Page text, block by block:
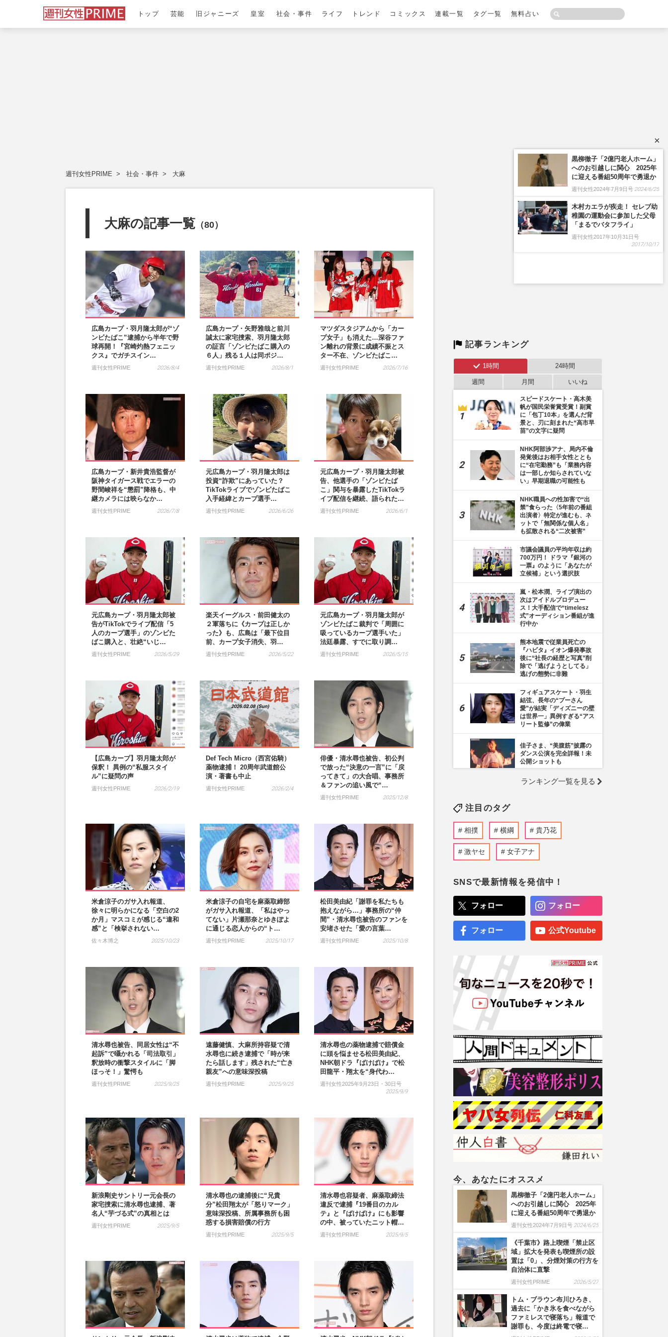
トップ 芸能 旧ジャニーズ 皇室 社会・事件 ライフ トレンド コミックス 連載一覧 タグ一覧 無料占い
週刊女性PRIME 社会・事件 大麻
大麻の記事一覧 （80）
広島カープ・羽月隆太郎が“ゾ
ンビたばこ”逮捕から半年で野
球再開！『宮崎灼熱フェニッ
クス』でガチスイン…
週刊女性PRIME 2026/8/4
広島カープ・矢野雅哉と前川
誠太に家宅捜索、羽月隆太郎
の証言「ゾンビたばこ購入の
６人」残る１人は同ポジ…
週刊女性PRIME 2026/8/1
マツダスタジアムから「カー
プ女子」も消えた…深谷ファ
ン離れの背景に成績不振とス
ター不在、ゾンビたばこ…
週刊女性PRIME 2026/7/16
広島カープ・新井貴浩監督が
阪神タイガース戦でエラーの
野間峻祥を“懲罰”降格も、中
継カメラには映らなか…
週刊女性PRIME 2026/7/8
元広島カープ・羽月隆太郎は
投資“詐欺”にあっていた？
TikTokライブでゾンビたばこ
入手経緯とカープ選手…
週刊女性PRIME 2026/6/26
元広島カープ・羽月隆太郎被
告、他選手の「ゾンビたば
こ」関与を暴露したTikTokラ
イブ配信を継続、語られた…
週刊女性PRIME 2026/6/1
元広島カープ・羽月隆太郎被
告がTikTokでライブ配信「5
人のカープ選手」のゾンビた
ばこ購入と、壮絶“いじ…
週刊女性PRIME 2026/5/29
楽天イーグルス・前田健太の
２軍落ちに《カープは正しか
った》も、広島は「最下位目
前、カープ女子消失、羽…
週刊女性PRIME 2026/5/22
元広島カープ・羽月隆太郎が
ゾンビたばこ裁判で「周囲に
吸っているカープ選手いた」
法廷暴露、すでに取り調…
週刊女性PRIME 2026/5/15
【広島カープ】羽月隆太郎が
保釈！ 異例の“私服スタイ
ル”に疑問の声
週刊女性PRIME 2026/2/19
Def Tech Micro（西宮佑騎）
薬物逮捕！ 20周年武道館公
演・著書も中止
週刊女性PRIME 2026/2/4
俳優・清水尋也被告、初公判
で放った“決意の一言”に「戻
ってきて」の大合唱、事務所
＆ファンの追い風で“…
週刊女性PRIME 2025/12/8
米倉涼子のガサ入れ報道、
徐々に明らかになる「空白の2
か月」マスコミが感じる“違和
感”と「検挙されない…
佐々木博之 2025/10/23
米倉涼子の自宅を麻薬取締部
がガサ入れ報道、「私はやっ
てない」片瀬那奈とゆきぽよ
に通じる恋人からの“ト…
週刊女性PRIME 2025/10/17
松田美由紀「謝罪を私たちも
抱えながら…」事務所の“仲
間”・清水尋也被告のファンを
安堵させた「愛の言葉…
週刊女性PRIME 2025/10/8
清水尋也被告、同居女性は“不
起訴”で囁かれる「司法取引」
釈放時の衝撃スタイルに「脚
ほっそ！」驚愕も
週刊女性PRIME 2025/9/25
遠藤健慎、大麻所持容疑で清
水尋也に続き逮捕で「時が来
たら話します」残された“亡き
親友”への意味深投稿
週刊女性PRIME 2025/9/25
清水尋也の薬物逮捕で賠償金
に頭を悩ませる松田美由紀、
NHK朝ドラ『ばけばけ』で松
田龍平・翔太を“身代わ…
週刊女性2025年9月23日・30日号
2025/9/9
新浪剛史サントリー元会長の
家宅捜索に清水尋也逮捕、著
名人“芋づる式”の真相とは
週刊女性PRIME 2025/9/5
清水尋也の逮捕後に“兄貴
分”松田翔太が「怒りマーク」
意味深投稿、所属事務所も困
惑する損害賠償の行方
週刊女性PRIME 2025/9/5
清水尋也容疑者、麻薬取締法
違反で逮捕『19番目のカル
テ』と『ばけばけ』にも影響
の中、被っていたニット帽…
週刊女性PRIME 2025/9/5
記事ランキング
1時間 24時間
週間 月間 いいね
スピードスケート・高木美
帆が国民栄誉賞受賞！副賞
に「包丁10本」を選んだ背
景と、刃に刻まれた“高市早
苗”の文字に疑問
NHK阿部渉アナ、局内不倫
発覚後はお相手女性ととも
に“在宅勤務”も「業務内容
は一部しか知らされていな
い」早期退職の可能性も
NHK職員への性加害で“出
禁”食らった〈5年前の番組
出演者〉特定が進むも、ネ
ットで「無関係な個人名」
も拡散される“二次被害”
市議会議員の平均年収は約
700万円！ ドラマ『銀河の
一票』のように「あなたが
立候補」という選択肢
嵐・松本潤、ライブ演出の
次はアイドルプロデュー
ス！大手配信で“timelesz
式”オーディション番組が進
行中か
熊本地震で従業員死亡の
『ハビタ』イオン爆発事故
後に“社長の経歴と写真”削
除で「逃げようとしてる」
逃げの態勢に非難
フィギュアスケート・羽生
結弦、長年の“プーさん
愛”が結実「ディズニーの壁
は世界一」異例すぎる“アス
リート監修”の偉業
佳子さま、“美腹筋”披露の
ダンス公演を完全詳報！未
公開ショットも
《千葉市》路上喫煙「禁止
茂木敏充外務大臣、メキシ
コでのコーヒーブレイク動
画が物議「何やってる
の？」熊本地震・円安の“国
内状況”で問われるSNSの
元横綱・貴乃花光司の初恋
太り”姿に「昔より幸せそ
う」「可愛くなった」とフ
ァンほっこり
《歴代“ポンコツ総理”ラン
キング》過去最低支持率の
題で退陣、圧倒的1位は
家一家
専門医が厳選した「がんに
勝てる10食材」徹底活用マ
【大阪より強引？】横浜
市、’27年花博に合わせ「市
も、喫煙所整備は“ノープラ
ン”の現状
Netflix『地面師たち』豊川
悦司がトラブルを乗り越え
再始動！新作で描くエピソ
ードゼロ『ハリソン山中の
ランキング一覧を見る
注目のタグ
相撲 横綱 貴乃花
激ヤセ 女子アナ
SNSで最新情報を発信中！
フォロー フォロー
フォロー 公式Youtube
今、あなたにオススメ
黒柳徹子「2億円老人ホーム」
へのお引越しに関心 2025年
に迎える番組50周年で勇退か
週刊女性2024年7月9日号 2024/6/25
《千葉市》路上喫煙「禁止区
域」拡大を発表も喫煙所の設
置は「0」、分煙対策の行方を
自治体に直撃
週刊女性PRIME 2026/5/27
トム・ブラウン布川ひろき、
過去に「かき氷を食べながら
ファミレスで寝落ち」報道で
謝罪も、今度は終電で寝…
×
黒柳徹子「2億円老人ホーム」
へのお引越しに関心 2025年
に迎える番組50周年で勇退か
週刊女性2024年7月9日号 2024/6/25
木村カエラが疾走！ セレブ幼
稚園の運動会に参加した父母
「まるでバタフライ」
週刊女性2017年10月31日号
2017/10/17